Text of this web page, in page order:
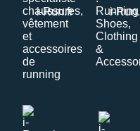
i-Run.fr i-